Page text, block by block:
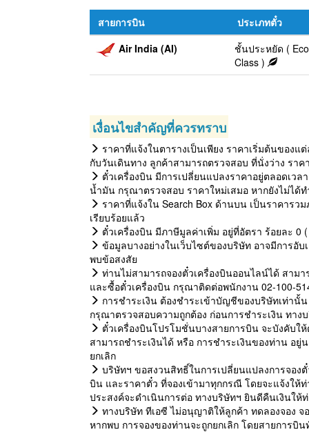
สายการบิน
ประเภทตั๋ว
Air India (AI)
ชั้นประหยัด (
Class )
เงื่อนไขสำคัญที่ควรทราบ
ราคาที่แจ้งในตารางเป็นเพียง ราคาเริ่มต้นของ
กับวันเดินทาง ลูกค้าสามารถตรวจสอบ ที่นั่งว่าง รา
ตั๋วเครื่องบิน มีการเปลี่ยนแปลงราคาอยู่ตลอดเว
น้ำมัน กรุณาตรวจสอบ ราคาใหม่เสมอ หากยังไม่ได้
ราคาที่แจ้งใน Search Box ด้านบน เป็นราคาร
เรียบร้อยแล้ว
ตั๋วเครื่องบิน มีภาษีมูลค่าเพิ่ม อยู่ที่อัตรา ร้อยละ 0
ข้อมูลบางอย่างในเว็บไซต์ของบริษัท อาจมีการอั
พบข้อสงสัย
ท่านไม่สามารถจองตั๋วเครื่องบินออนไลน์ได้ สาม
และซื้อตั๋วเครื่องบิน กรุณาติดต่อพนักงาน 02-100-
การชำระเงิน ต้องชำระเข้าบัญชีของบริษัทเท่า
กรุณาตรวจสอบความถูกต้อง ก่อนการชำระเงิน ทา
ตั๋วเครื่องบินโปรโมชั่นบางสายการบิน จะบังคับใ
สามารถชำระเงินได้ หรือ การชำระเงินของท่าน อ
ยกเลิก
บริษัทฯ ขอสงวนสิทธิ์ในการเปลี่ยนแปลงการจอง
บิน และราคาตั๋ว ที่จองเข้ามาทุกกรณี โดยจะแจ้งให้
ประสงค์จะดำเนินการต่อ ทางบริษัทฯ ยินดีคืนเงินให้
ทางบริษัท ทีเอซี ไม่อนุญาติให้ลูกค้า ทดลองจอง
หากพบ การจองของท่านจะถูกยกเลิก โดยสายการ